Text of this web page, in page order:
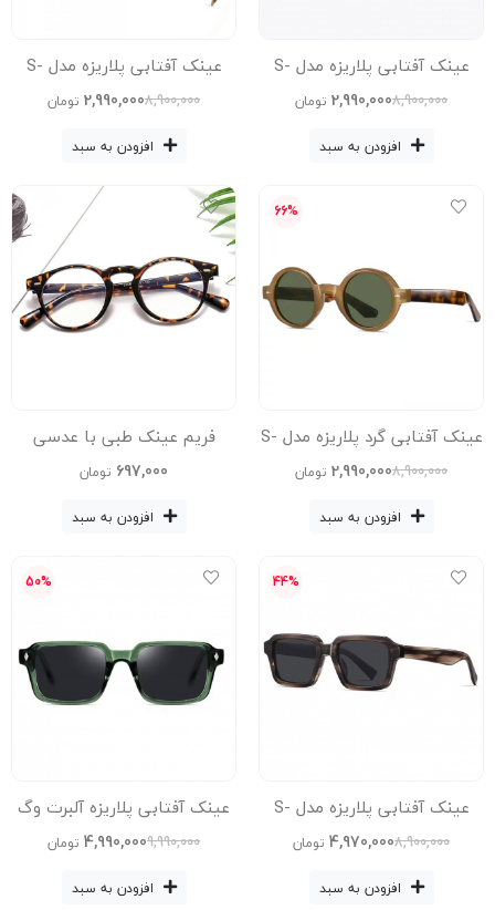
عینک آفتابی پلاریزه مدل S-
31106-C4-Blu Acetate
آفتابی پلاریزه زنانه, عینک
8,900,000
2,990,000 تومان
افزودن به سبد
عینک آفتابی پلاریزه مدل S-
31115-C2-Leo Acetate
8,900,000
2,990,000 تومان
افزودن به سبد
66%
عینک آفتابی گرد پلاریزه مدل S-
31108-C3- Acetate
8,900,000
2,990,000 تومان
افزودن به سبد
فریم عینک طبی با عدسی
بلوکات مدل Gmt-Zn-3358-697,000 تومان
افزودن به سبد
44%
عینک آفتابی پلاریزه مدل S-
32105-C3-Leo Acetate
8,900,000
4,970,000 تومان
افزودن به سبد
50%
عینک آفتابی پلاریزه آلبرت وگ
مدل Sz-8103-C2-Grn Acetate9,990,000
4,990,000 تومان
افزودن به سبد